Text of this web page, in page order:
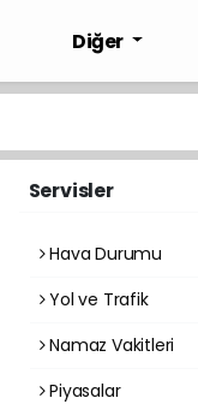
Diğer
Servisler
Hava Durumu
Yol ve Trafik
Namaz Vakitleri
Piyasalar